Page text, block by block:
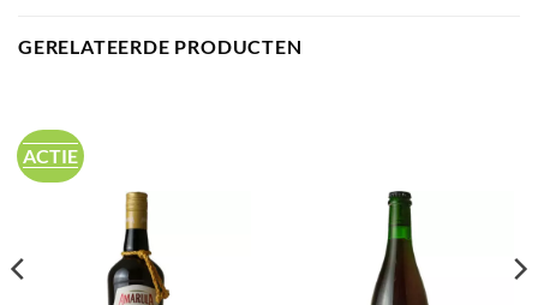
GERELATEERDE PRODUCTEN
ACTIE